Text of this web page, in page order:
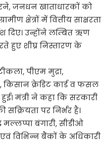
जनधन खाताधारकों को
क्षेत्रों में वित्तीय साक्षरता
दिए। उन्होंने लम्बित ऋण
हुए शीघ्र निस्तारण के
पीएम मुद्रा,
क्रेडिट कार्ड व फसल
मंत्री ने कहा कि सरकारी
पर निर्भर है।
बंगारी, सीडीओ
एवं विभिन्न बैंकों के अधिकारी